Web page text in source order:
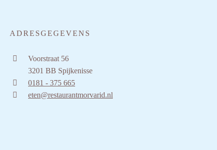
ADRESGEGEVENS
Voorstraat 56
3201 BB Spijkenisse
0181 - 375 665
eten@restaurantmorvarid.nl